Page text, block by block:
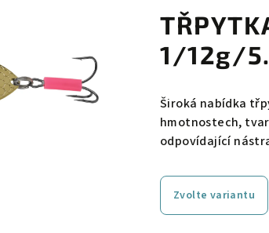
1/12g/
Široká nabídka
hmotnostech,
odpovídající
Zvolte variantu